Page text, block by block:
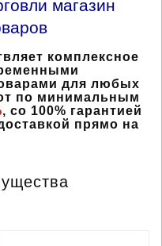
магазин
комплексное
для любых
по минимальным
, со 100% гарантией
прямо на